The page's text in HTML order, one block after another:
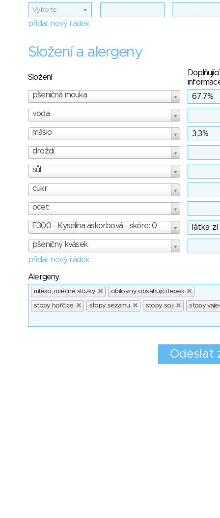
Vyberte
přidat nový řádek
Složení a alergeny
Složení
Doplňující
pšeničná mouka
voda
máslo
droždí
sůl
cukr
ocet
E300 - Kyselina askorbová - skóre: 0
pšeničný kvásek
přidat nový řádek
Alergeny
mléko, mléčné složky obiloviny obsahující lepek
stopy hořčice stopy sezamu stopy soji stopy